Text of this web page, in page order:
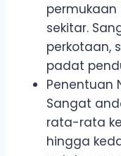
sekitar.
perkotaan,
padat
Penentuan
Sangat
rata-rata
hingga